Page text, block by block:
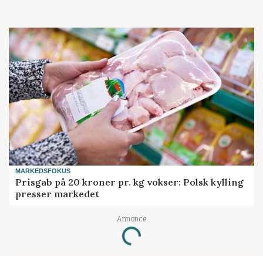
MARKEDSFOKUS
Prisgab på 20 kroner pr. kg vokser: Polsk kylling
presser markedet
Annonce
Loading...